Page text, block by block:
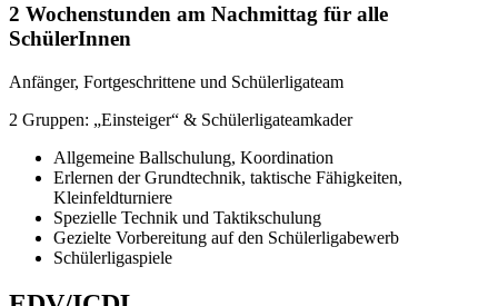
2 Wochenstunden am Nachmittag für alle
SchülerInnen
Anfänger, Fortgeschrittene und Schülerligateam
2 Gruppen: „Einsteiger“ & Schülerligateamkader
Allgemeine Ballschulung, Koordination
Erlernen der Grundtechnik, taktische Fähigkeiten,
Kleinfeldturniere
Spezielle Technik und Taktikschulung
Gezielte Vorbereitung auf den Schülerligabewerb
Schülerligaspiele